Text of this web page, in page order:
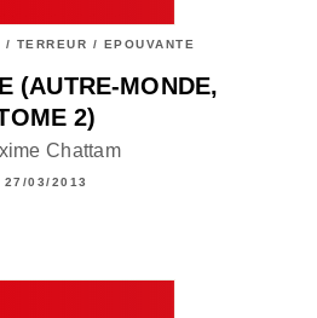
/ TERREUR / EPOUVANTE
(AUTRE-MONDE,
2)
Chattam
27/03/2013